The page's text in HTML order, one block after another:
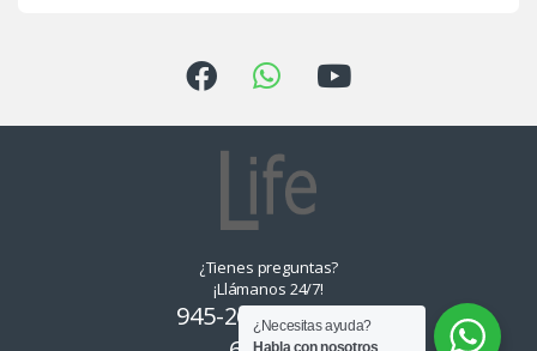
¿Tienes preguntas?
¡Llámanos 24/7!
945-265550, 955-
¿Necesitas ayuda?
Habla con nosotros